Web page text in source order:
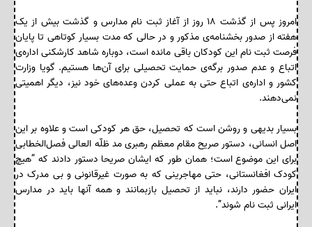
امروز پس از گذشت ۱۸ روز از آغاز ثبت نام مدارس و گذشت بیش از یک
هفته از صدور بخشنامه‌ی مذکور و در حالی که مدت بسیار کوتاهی تا پایان
فرصت ثبت نام این کودکان باقی مانده است، دوباره شاهد کارشکنی اداره‌ی
اتباع و عدم صدور برگه‌ی حمایت تحصیلی برای آن‌ها هستیم. گویا وزارت
کشور و اداره‌ی اتباع حتی به عملی کردن وعده‌های خود نیز، دیگر اهمیتی
نمی‌دهند.
بسیار بدیهی و روشن است که تحصیل، حق هر کودکی است و علاوه بر این
اصل انسانی، دستور صریح مقام معظم رهبری مد ظلّه العالی فصل‌الخطابی
برای این موضوع است؛ همان طور که ایشان صریحا دستور دادند که “هیچ
کودک افغانستانی، حتی مهاجرینی که به صورت غیرقانونی و بی مدرک در
ایران حضور دارند، نباید از تحصیل بازبمانند و همه آنها باید در مدارس
ایرانی ثبت نام شوند”.